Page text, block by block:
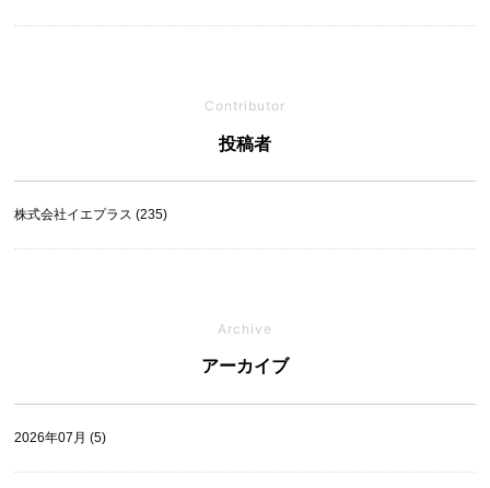
Contributor
投稿者
株式会社イエプラス (235)
Archive
アーカイブ
2026年07月 (5)